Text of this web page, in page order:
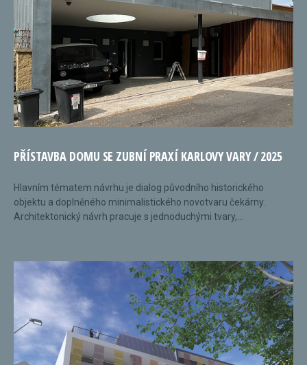
PŘÍSTAVBA DOMU SE ZUBNÍ PRAXÍ KARLOVY VARY / 2025
Hlavním tématem návrhu je dialog původního historického
objektu a doplněného minimalistického novotvaru čekárny.
Architektonický návrh pracuje s jednoduchými tvary,...